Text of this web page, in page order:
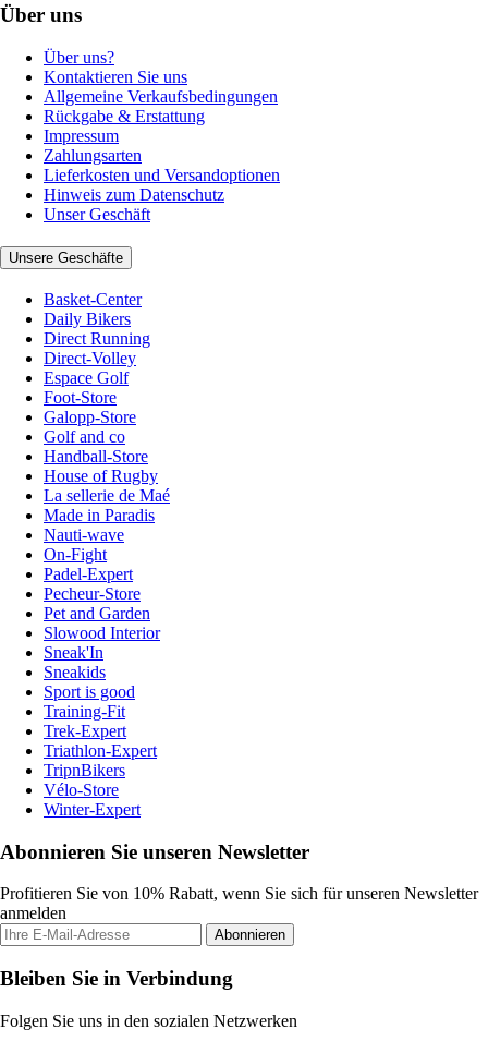
Über uns
Über uns?
Kontaktieren Sie uns
Allgemeine Verkaufsbedingungen
Rückgabe & Erstattung
Impressum
Zahlungsarten
Lieferkosten und Versandoptionen
Hinweis zum Datenschutz
Unser Geschäft
Unsere Geschäfte
Basket-Center
Daily Bikers
Direct Running
Direct-Volley
Espace Golf
Foot-Store
Galopp-Store
Golf and co
Handball-Store
House of Rugby
La sellerie de Maé
Made in Paradis
Nauti-wave
On-Fight
Padel-Expert
Pecheur-Store
Pet and Garden
Slowood Interior
Sneak'In
Sneakids
Sport is good
Training-Fit
Trek-Expert
Triathlon-Expert
TripnBikers
Vélo-Store
Winter-Expert
Abonnieren Sie unseren Newsletter
Profitieren Sie von 10% Rabatt, wenn Sie sich für unseren Newsletter
anmelden
Abonnieren
Bleiben Sie in Verbindung
Folgen Sie uns in den sozialen Netzwerken